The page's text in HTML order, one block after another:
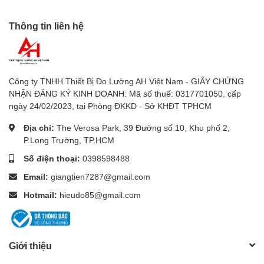
IEUTHIDOLUONG.VN
- Thiết bị đo lường chính hãng: FLUKE, Kyoritsu, Sanwa,
Victor… giá tốt trên thị trường.
- Tư vấn, lắp đặt Thiết bị vệ sinh phòng tắm.
TRUY CẬP WEBSITE Sieuthidoluong.vn - Tham quan mua
sắm – GIÁ ƯU ĐÃI
-Chúng tôi chuyên cung cấp Thiết bị đo các loại như:
1. Đồng hồ đo điện: Đồng hồ vạn năng, ampe kìm, đồng hồ
đo tụ điện, đồng hồ đo thứ tự pha, đồng hồ đo điện trở đất,
lcr
2.Thiết bị đo kiểm tra bình ắc quy
Thông tin liên hệ
Công ty TNHH Thiết Bị Đo Lường AH Việt Nam - GIẤY CHỨNG
NHẬN ĐĂNG KÝ KINH DOANH: Mã số thuế: 0317701050, cấp
ngày 24/02/2023, tại Phòng ĐKKD - Sở KHĐT TPHCM
Địa chỉ: The Verosa Park, 39 Đường số 10, Khu phố 2,
P.Long Trường, TP.HCM
Số điện thoại: 0398598488
Email: giangtien7287@gmail.com
Hotmail: hieudo85@gmail.com
Giới thiệu